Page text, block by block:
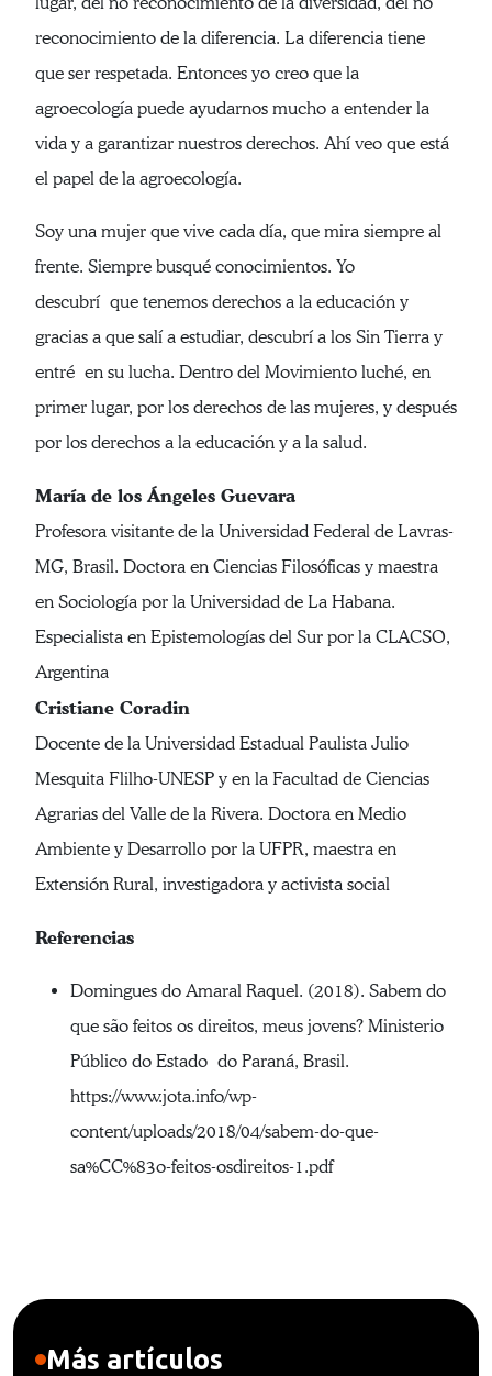
reconocimiento de la diferencia. La diferencia tiene
que ser respetada. Entonces yo creo que la
agroecología puede ayudarnos mucho a entender la
vida y a garantizar nuestros derechos. Ahí veo que está
el papel de la agroecología.
Soy una mujer que vive cada día, que mira siempre al
frente. Siempre busqué conocimientos. Yo
descubrí que tenemos derechos a la educación y
gracias a que salí a estudiar, descubrí a los Sin Tierra y
entré en su lucha. Dentro del Movimiento luché, en
primer lugar, por los derechos de las mujeres, y después
por los derechos a la educación y a la salud.
María de los Ángeles Guevara
Profesora visitante de la Universidad Federal de Lavras-
MG, Brasil. Doctora en Ciencias Filosóficas y maestra
en Sociología por la Universidad de La Habana.
Especialista en Epistemologías del Sur por la CLACSO,
Argentina
Cristiane Coradin
Docente de la Universidad Estadual Paulista Julio
Mesquita Flilho-UNESP y en la Facultad de Ciencias
Agrarias del Valle de la Rivera. Doctora en Medio
Ambiente y Desarrollo por la UFPR, maestra en
Extensión Rural, investigadora y activista social
Referencias
Domingues do Amaral Raquel. (2018). Sabem do
que são feitos os direitos, meus jovens? Ministerio
Público do Estado do Paraná, Brasil.
https://www.jota.info/wp-
content/uploads/2018/04/sabem-do-que-
sa%CC%83o-feitos-osdireitos-1.pdf
Más artículos